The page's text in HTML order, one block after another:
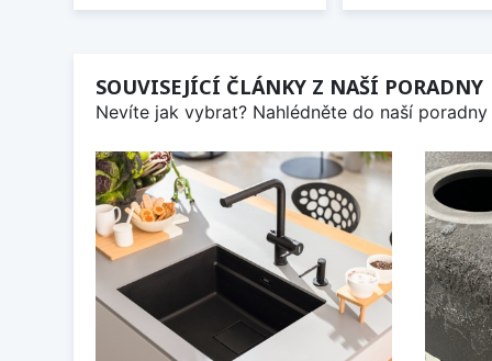
SOUVISEJÍCÍ ČLÁNKY Z NAŠÍ PORADNY
Nevíte jak vybrat? Nahlédněte do naší